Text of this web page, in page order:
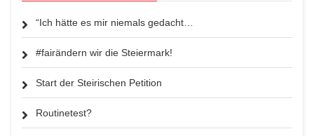
“Ich hätte es mir niemals gedacht…
#fairändern wir die Steiermark!
Start der Steirischen Petition
Routinetest?